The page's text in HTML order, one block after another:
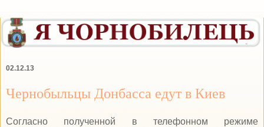
02.12.13
Чернобыльцы Донбасса едут в Киев
Согласно полученной в телефонном режиме